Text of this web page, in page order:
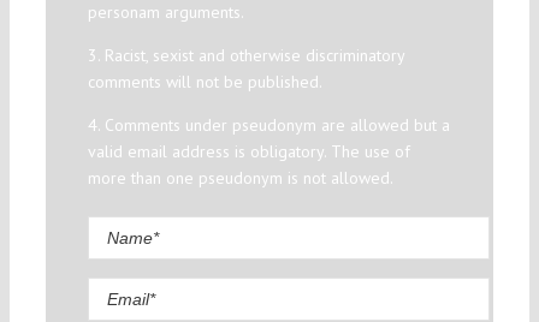
personam arguments.
3. Racist, sexist and otherwise discriminatory
comments will not be published.
4. Comments under pseudonym are allowed but a
valid email address is obligatory. The use of
more than one pseudonym is not allowed.